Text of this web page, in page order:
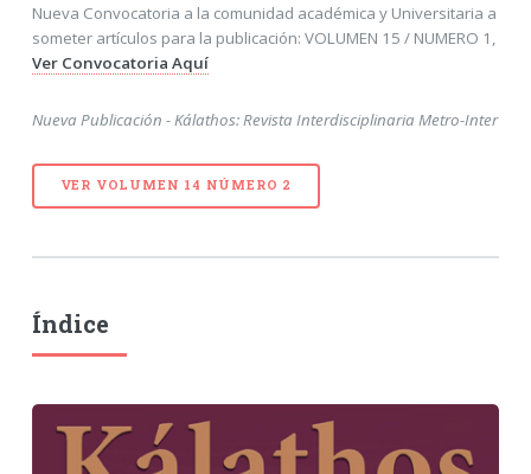
Nueva Convocatoria a la comunidad académica y Universitaria a
someter artículos para la publicación: VOLUMEN 15 / NUMERO 1,
Ver Convocatoria Aquí
Nueva Publicación - Kálathos: Revista Interdisciplinaria Metro-Inter
VER VOLUMEN 14 NÚMERO 2
Índice